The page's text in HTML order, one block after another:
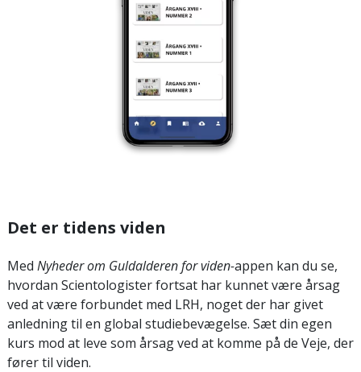
Det er tidens viden
Med Nyheder om Guldalderen for viden-appen kan du se,
hvordan Scientologister fortsat har kunnet være årsag
ved at være forbundet med LRH, noget der har givet
anledning til en global studiebevægelse. Sæt din egen
kurs mod at leve som årsag ved at komme på de Veje, der
fører til viden.